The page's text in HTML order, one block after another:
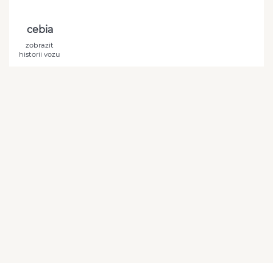
cebia
zobrazit
historii vozu